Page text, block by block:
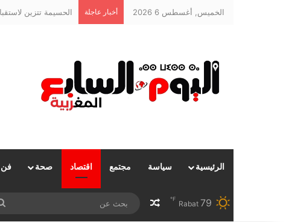
الخميس, أغسطس 6 2026 أخبار عاجلة
الرئيسية سياسة مجتمع اقتصاد صحة فن
Rabat 79
℉ مقال عشوائي